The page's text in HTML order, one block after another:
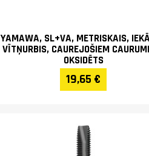
YAMAWA, SL+VA, METRISKAIS,
VĪTŅURBIS, CAUREJOŠIEM
OKSIDĒTS
19,65 €